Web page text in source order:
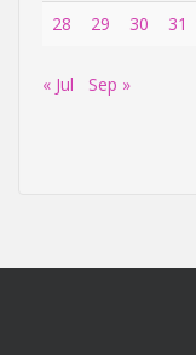
28
29 30 31
« Jul Sep »